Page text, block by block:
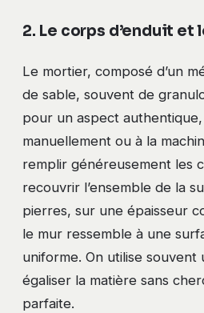
2. Le corps d’enduit et
Le mortier, composé d’un
de sable, souvent de
pour un aspect
manuellement ou à la
remplir généreusement les
recouvrir l’ensemble de la
pierres, sur une épaisseur
le mur ressemble à une
uniforme. On utilise
égaliser la matière sans
parfaite.